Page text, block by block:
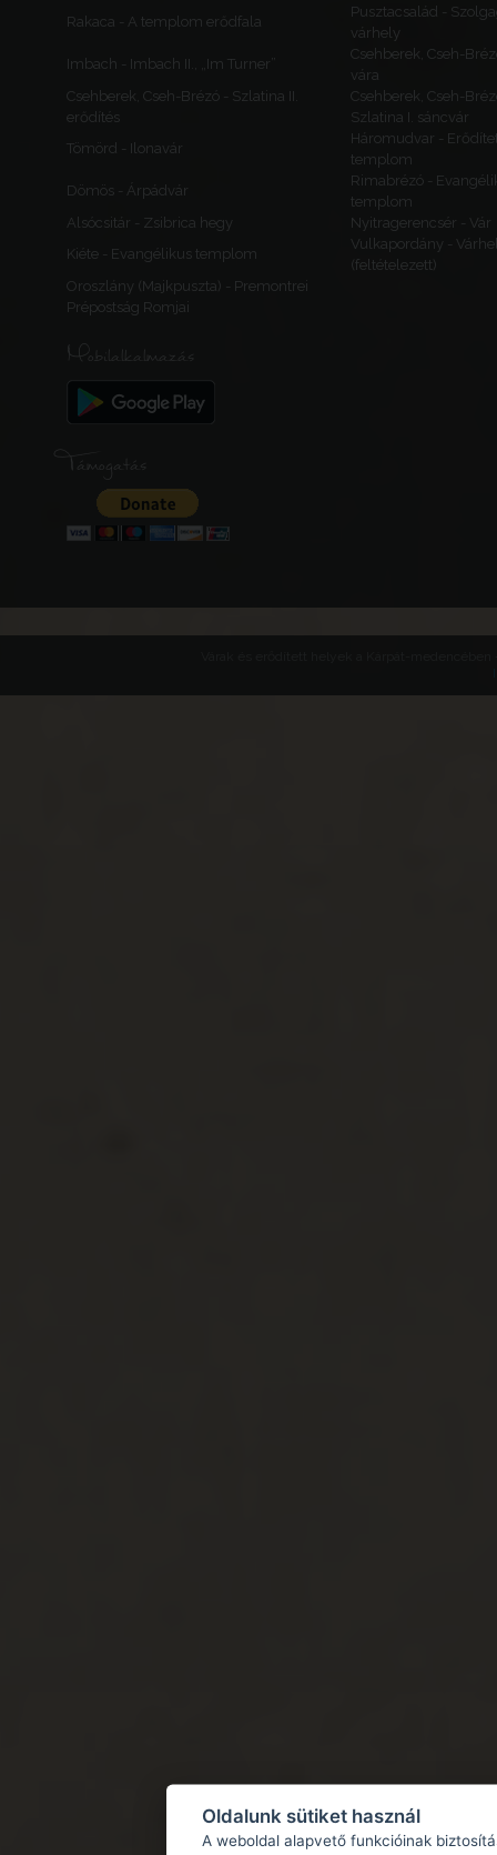
Rakaca - A templom erődfala
Pusztacsalád -
várhely
Imbach - Imbach II., „Im Turner”
Csehberek, Cseh-
vára
Csehberek, Cseh-Brézó - Szlatina II.
erődítés
Csehberek, Cseh-
Szlatina I. sáncvár
Tömörd - Ilonavár
Háromudvar -
templom
Dömös - Árpádvár
Rimabrézó -
templom
Alsócsitár - Zsibrica hegy
Nyitragerencsér - Vár
Kiéte - Evangélikus templom
Vulkapordány -
(feltételezett)
Oroszlány (Majkpuszta) - Premontrei
Prépostság Romjai
Mobilalkalmazás
Támogatás
Oldalunk sütiket használ
A weboldal alapvető funkcióinak